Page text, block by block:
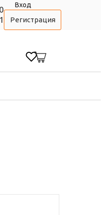
Вход
Регистрация